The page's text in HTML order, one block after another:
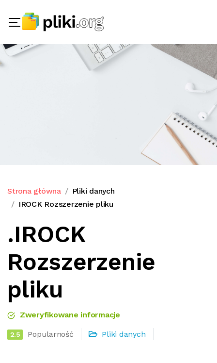
Strona główna
Pliki danych
IROCK Rozszerzenie pliku
.IROCK
Rozszerzenie
pliku
Zweryfikowane informacje
2.5 Popularność Pliki danych